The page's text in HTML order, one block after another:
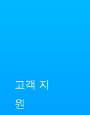
고객 지
원